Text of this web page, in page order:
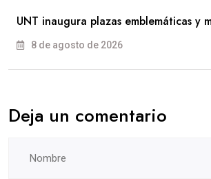
UNT inaugura plazas emblemáticas y
8 de agosto de 2026
Deja un comentario